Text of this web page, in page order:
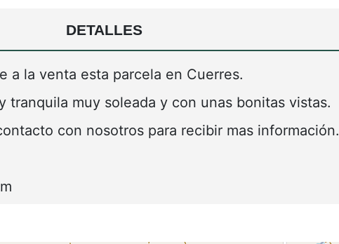
DETALLES
a la venta esta parcela en Cuerres.
tranquila muy soleada y con unas bonitas vistas.
con nosotros para recibir mas información.